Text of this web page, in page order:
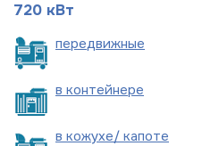
720 кВт
передвижные
в контейнере
в кожухе/ капоте